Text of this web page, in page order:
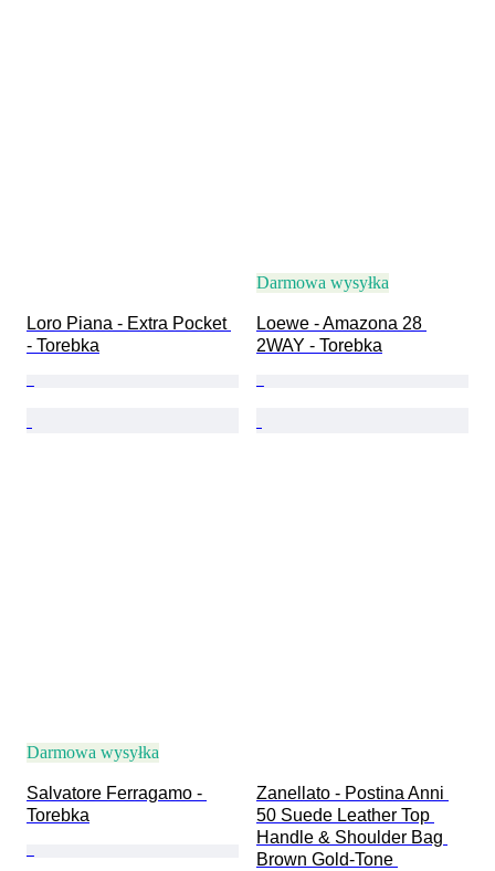
Loro Piana - Extra Pocket
- Torebka
Darmowa wysyłka
Loewe - Amazona 28
2WAY - Torebka
Darmowa wysyłka
Salvatore Ferragamo -
Torebka
Zanellato - Postina Anni
50 Suede Leather Top
Handle & Shoulder Bag
Brown Gold-Tone